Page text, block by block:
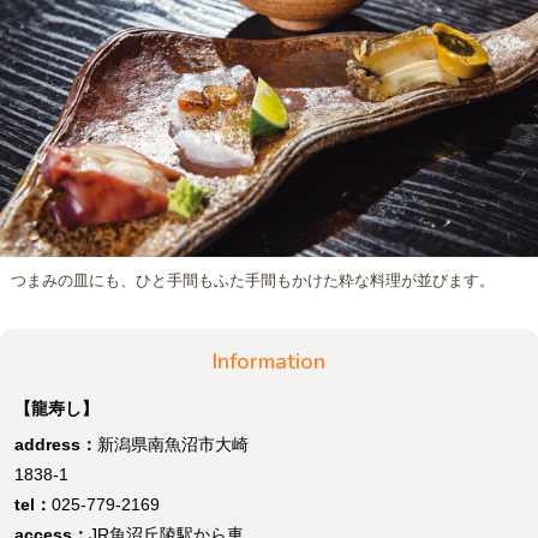
つまみの皿にも、ひと手間もふた手間もかけた粋な料理が並びます。
Information
【龍寿し】
address： 新潟県南魚沼市大崎
1838-1
tel： 025-779-2169